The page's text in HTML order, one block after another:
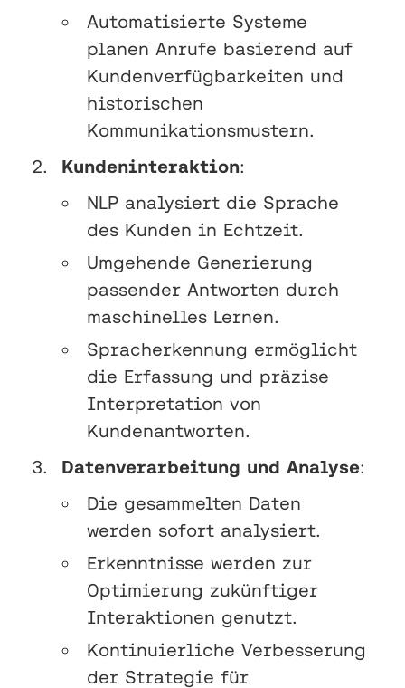
Automatisierte Systeme
planen Anrufe basierend auf
Kundenverfügbarkeiten und
historischen
Kommunikationsmustern.
Kundeninteraktion:
NLP analysiert die Sprache
des Kunden in Echtzeit.
Umgehende Generierung
passender Antworten durch
maschinelles Lernen.
Spracherkennung ermöglicht
die Erfassung und präzise
Interpretation von
Kundenantworten.
Datenverarbeitung und Analyse:
Die gesammelten Daten
werden sofort analysiert.
Erkenntnisse werden zur
Optimierung zukünftiger
Interaktionen genutzt.
Kontinuierliche Verbesserung
der Strategie für